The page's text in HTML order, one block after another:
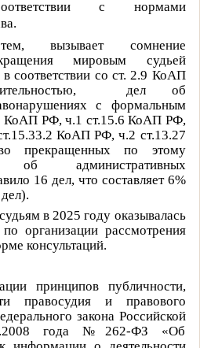
с нормами
вызывает сомнение
мировым судьей
соответствии со ст. 2.9 КоАП
дел об
с формальным
КоАП РФ, ч.1 ст.15.6 КоАП РФ,
КоАП РФ, ч.2 ст.13.27
прекращенных по этому
административных
16 дел, что составляет 6%
в 2025 году оказывалась
организации рассмотрения
консультаций.
принципов публичности,
правосудия и правового
закона Российской
года №262-ФЗ «Об